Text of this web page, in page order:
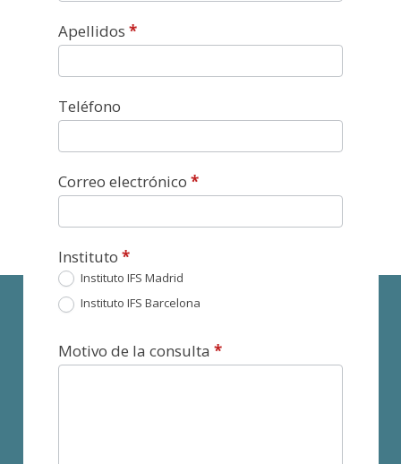
Apellidos*
Teléfono
Correo electrónico*
Instituto*
Instituto IFS Madrid
Instituto IFS Barcelona
Motivo de la consulta*